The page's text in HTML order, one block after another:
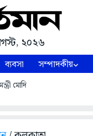
২০২৬
ব্যবসা সম্পাদকীয়
মোদি